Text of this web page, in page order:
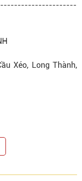
Xéo, Long Thành,